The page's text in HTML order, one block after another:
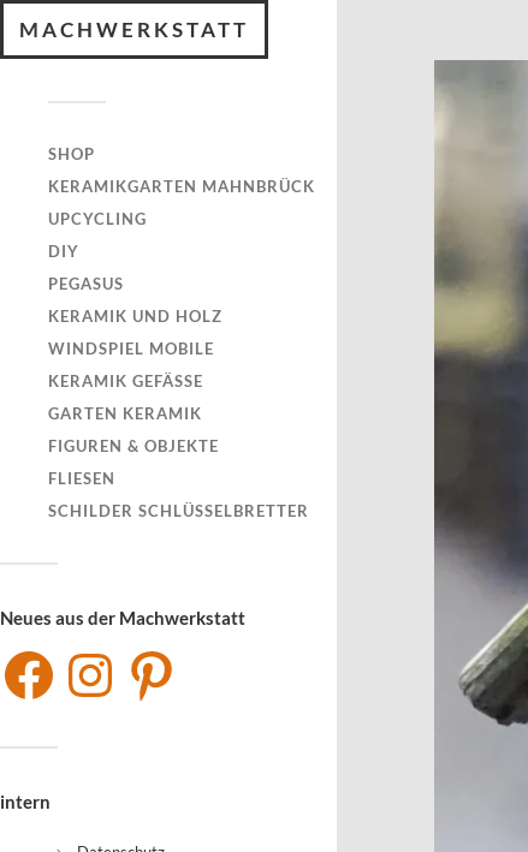
MACHWERKSTATT
SHOP
KERAMIKGARTEN MAHNBRÜCK
UPCYCLING
DIY
PEGASUS
KERAMIK UND HOLZ
WINDSPIEL MOBILE
KERAMIK GEFÄSSE
GARTEN KERAMIK
FIGUREN & OBJEKTE
FLIESEN
SCHILDER SCHLÜSSELBRETTER
Neues aus der Machwerkstatt
intern